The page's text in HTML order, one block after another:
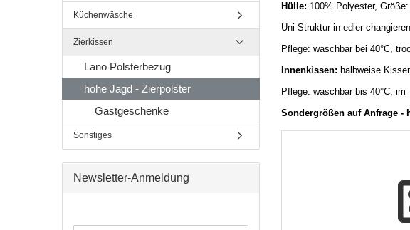
Hülle: 100% Polyester,
Uni-Struktur in edler
Pflege: waschbar bei 40°C,
Innenkissen: halbweise
Pflege: waschbar bis 40°C,
Sondergrößen auf Anfrage -
Küchenwäsche
Zierkissen
Lano Polsterbezug
hohe Jagd - Zierpolster
Gastgeschenke
Sonstiges
Newsletter-Anmeldung